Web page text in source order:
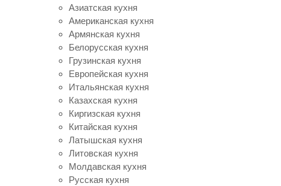
Азиатская кухня
Американская кухня
Армянская кухня
Белорусская кухня
Грузинская кухня
Европейская кухня
Итальянская кухня
Казахская кухня
Киргизская кухня
Китайская кухня
Латышская кухня
Литовская кухня
Молдавская кухня
Русская кухня